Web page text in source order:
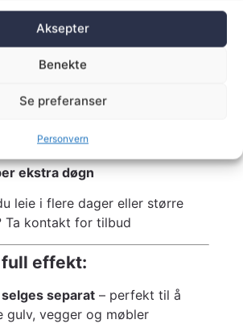
Aksepter
Benekte
Se preferanser
Personvern
plasseres for å vaske vegger,
eller dansegulv
UV-lys for én kveld
ekstra døgn
leie i flere dager eller større
Ta kontakt for tilbud
effekt:
separat – perfekt til å
gulv, vegger og møbler